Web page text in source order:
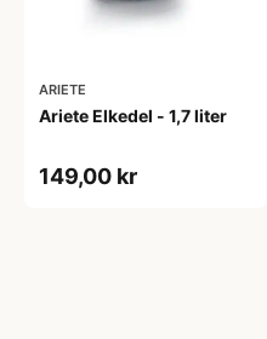
ARIETE
Ariete Elkedel - 1,7 liter
149,00 kr